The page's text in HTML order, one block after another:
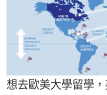
TOEFL 托福課程
開口溜英文
旅遊英文
基礎字彙
情境閱讀
英語俱樂部
ECAM
日語
韓語
西班牙語
外語即時通
更多
一對一家教
企業訓練
點讀筆教材
活動花絮
Recruiting
想去歐美大學留學